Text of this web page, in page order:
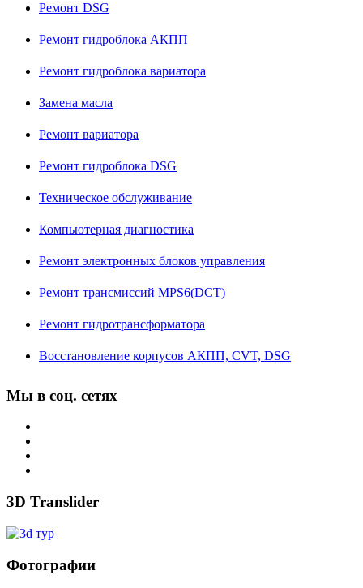
Ремонт DSG
Ремонт гидроблока АКПП
Ремонт гидроблока вариатора
Замена масла
Ремонт вариатора
Ремонт гидроблока DSG
Техническое обслуживание
Компьютерная диагностика
Ремонт электронных блоков управления
Ремонт трансмиссий MPS6(DCT)
Ремонт гидротрансформатора
Восстановление корпусов АКПП, CVT, DSG
Мы в соц. сетях
3D Translider
Фотографии